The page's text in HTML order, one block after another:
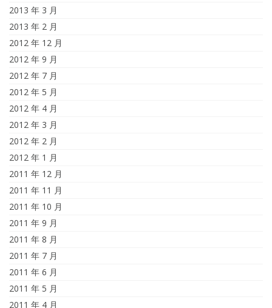
2013 年 3 月
2013 年 2 月
2012 年 12 月
2012 年 9 月
2012 年 7 月
2012 年 5 月
2012 年 4 月
2012 年 3 月
2012 年 2 月
2012 年 1 月
2011 年 12 月
2011 年 11 月
2011 年 10 月
2011 年 9 月
2011 年 8 月
2011 年 7 月
2011 年 6 月
2011 年 5 月
2011 年 4 月